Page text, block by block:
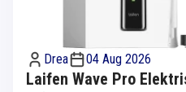
Drea 04 Aug 2026
Laifen Wave Pro